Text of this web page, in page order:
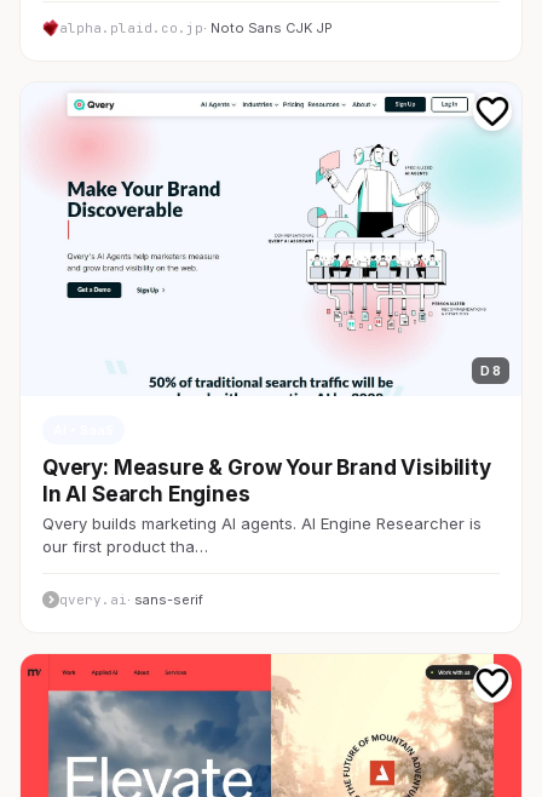
alpha.plaid.co.jp· Noto Sans CJK JP
D 8
Qvery: Measure & Grow Your Brand Visibility
In AI Search Engines
Qvery builds marketing AI agents. AI Engine Researcher is
our first product tha…
qvery.ai · sans-serif